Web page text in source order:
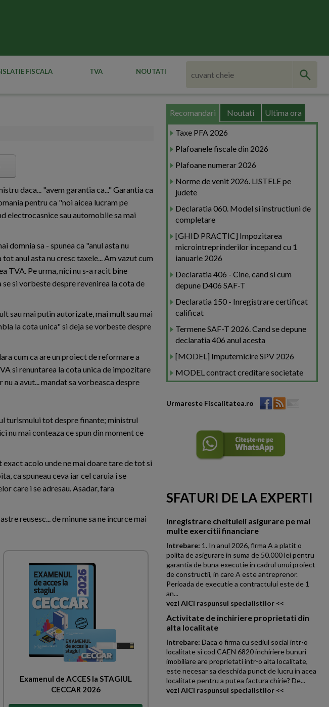
FISCALA TVA NOUTATI
daca... "avem garantia ca..." Garantia ca
pentru ca "noi aicea lucram pe
electrocasnice sau automobile sa mai
domnia sa - spunea ca "anul asta nu
anul asta nu cresc taxele... Am vazut cum
TVA. Pe urma, nici nu s-a racit bine
si vorbeste despre revenirea la cota de
sau mai putin autorizate, mai mult sau mai
la cota unica" si deja se vorbeste despre
cum ca are un proiect de reformare a
si renuntarea la cota unica de impozitare
a avut... mandat sa vorbeasca despre
turismului tot despre finante; ministrul
nu mai conteaza ce spun din moment ce
acolo unde ne mai doare tare de tot si
ca spuneau ceva iar cel caruia i se
care i se adresau. Asadar, fara
reusesc... de minune sa ne incurce mai
Examenul de ACCES la STAGIUL
CECCAR 2026
Recomandari Noutati Ultima ora
Taxe PFA 2026
Plafoanele fiscale din 2026
Plafoane numerar 2026
Norme de venit 2026. LISTELE pe
judete
Declaratia 060. Model si instructiuni de
completare
[GHID PRACTIC] Impozitarea
microintreprinderilor incepand cu 1
ianuarie 2026
Declaratia 406 - Cine, cand si cum
depune D406 SAF-T
Declaratia 150 - Inregistrare certificat
calificat
Termene SAF-T 2026. Cand se depune
declaratia 406 anul acesta
[MODEL] Imputernicire SPV 2026
MODEL contract creditare societate
Urmareste Fiscalitatea.ro
SFATURI DE LA EXPERTI
Inregistrare cheltuieli asigurare pe mai
multe exercitii financiare
Intrebare: 1. In anul 2026, firma A a platit o
polita de asigurare in suma de 50.000 lei pentru
garantia de buna executie in cadrul unui proiect
de constructii, in care A este antreprenor.
Perioada de executie a contractului este de 1
an...
vezi AICI raspunsul specialistilor <<
Activitate de inchiriere proprietati din
alta localitate
Intrebare: Daca o firma cu sediul social intr-o
localitate si cod CAEN 6820 inchiriere bunuri
imobiliare are proprietati intr-o alta localitate,
este necesar sa deschida punct de lucru in acea
localitate pentru a putea factura chirie? De...
vezi AICI raspunsul specialistilor <<